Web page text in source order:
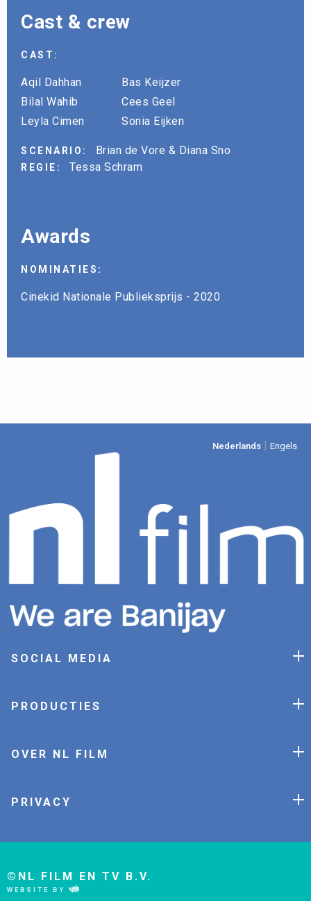
Cast & crew
CAST:
Aqil Dahhan
Bas Keijzer
Bilal Wahib
Cees Geel
Leyla Cimen
Sonia Eijken
SCENARIO: Brian de Vore & Diana Sno
REGIE: Tessa Schram
Awards
NOMINATIES:
Cinekid Nationale Publieksprijs - 2020
SOCIAL MEDIA
PRODUCTIES
OVER NL FILM
PRIVACY
Nederlands | Engels
©NL FILM EN TV B.V.
WEBSITE BY